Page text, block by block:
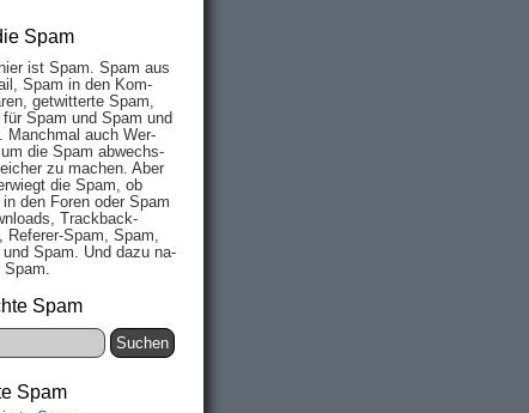
Spam
ist Spam. Spam aus
Spam in den Kom­
ge­twit­ter­te Spam,
Spam und Spam und
Manch­mal auch Wer­
um die Spam ab­wechs­
zu mach­en. Aber
die Spam, ob
den Fo­ren oder Spam
Track­back-
Re­fe­rer-Spam, Spam,
und Spam. Und da­zu na­
Spam.
Spam
Spam